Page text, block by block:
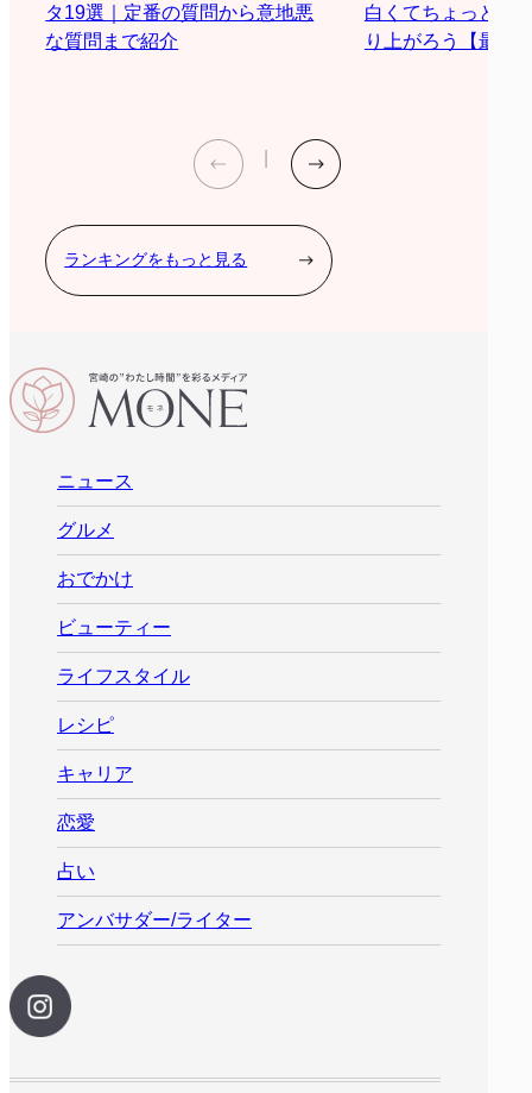
タ19選｜定番の質問から意地悪
な質問まで紹介
白くてちょっと際
り上がろう【最新
ランキングをもっと見る
ニュース
グルメ
おでかけ
ビューティー
ライフスタイル
レシピ
キャリア
恋愛
占い
アンバサダー/ライター